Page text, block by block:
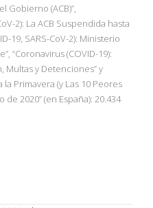
Gobierno (ACB)”,
2): La ACB Suspendida hasta
19, SARS-CoV-2): Ministerio
“Coronavirus (COVID-19):
Multas y Detenciones” y
la Primavera (y Las 10 Peores
de 2020” (en España): 20.434